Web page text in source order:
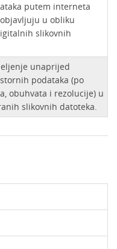
putem interneta
u obliku
slikovnih
unaprijed
podataka (po
obuhvata i rezolucije) u
slikovnih datoteka.